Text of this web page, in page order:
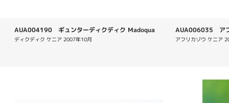
AUA004190 ギュンターディクディク Madoqua
guentheri
ディクディク ケニア 2007年10月
AUA006035 ア
アフリカゾウ ケニア